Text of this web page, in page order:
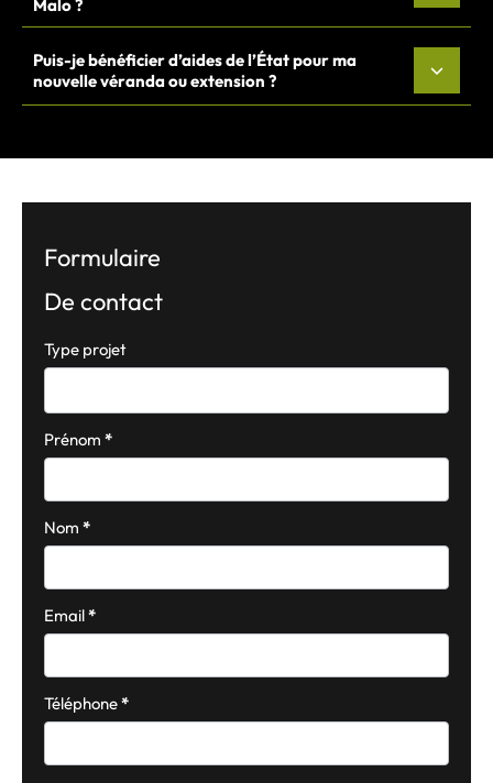
Malo ?
Puis-je bénéficier d’aides de l’État pour ma
nouvelle véranda ou extension ?
Formulaire
De contact
Formulaire
simple
téléphone
Type projet
Prénom *
Nom *
Email*
Téléphone*